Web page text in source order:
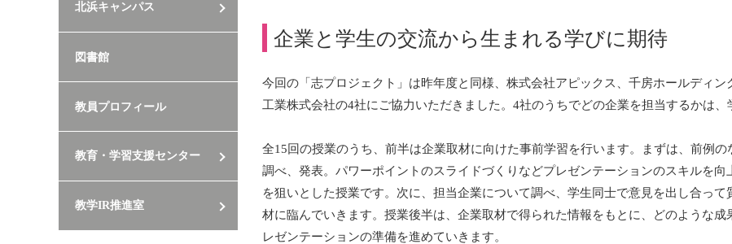
企業と学生の交流から生まれる学びに期待
今回の「志プロジェクト」は昨年度と同様、株式会社アピックス、千房ホールディ
工業株式会社の4社にご協力いただきました。4社のうちでどの企業を担当するかは、
全15回の授業のうち、前半は企業取材に向けた事前学習を行います。まずは、前例
調べ、発表。パワーポイントのスライドづくりなどプレゼンテーションのスキルを
を狙いとした授業です。次に、担当企業について調べ、学生同士で意見を出し合っ
材に臨んでいきます。授業後半は、企業取材で得られた情報をもとに、どのような
レゼンテーションの準備を進めていきます。
北浜キャンパス
図書館
教員プロフィール
教育・学習支援センター
教学IR推進室